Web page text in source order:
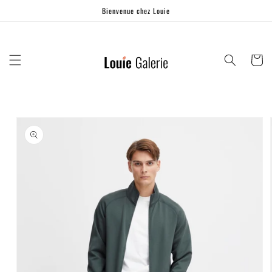
Bienvenue chez Louie
Panier
informations
produits